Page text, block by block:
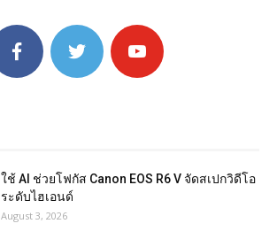
ใช้ AI ช่วยโฟกัส Canon EOS R6 V จัดสเปกวิดีโอ
ระดับไฮเอนด์
August 3, 2026